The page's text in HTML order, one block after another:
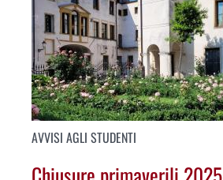
AVVISI AGLI STUDENTI